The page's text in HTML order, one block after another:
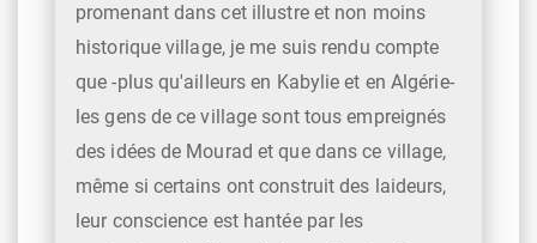
promenant dans cet illustre et non moins
historique village, je me suis rendu compte
que -plus qu'ailleurs en Kabylie et en Algérie-
les gens de ce village sont tous empreignés
des idées de Mourad et que dans ce village,
même si certains ont construit des laideurs,
leur conscience est hantée par les